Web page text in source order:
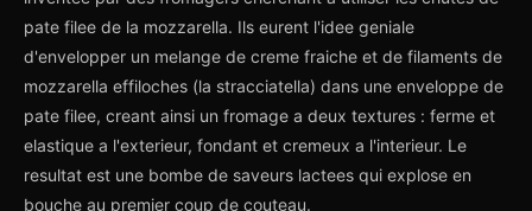
pate filee de la mozzarella. Ils eurent l'idee geniale
d'envelopper un melange de creme fraiche et de filaments de
mozzarella effiloches (la stracciatella) dans une enveloppe de
pate filee, creant ainsi un fromage a deux textures : ferme et
elastique a l'exterieur, fondant et cremeux a l'interieur. Le
resultat est une bombe de saveurs lactees qui explose en
bouche au premier coup de couteau.